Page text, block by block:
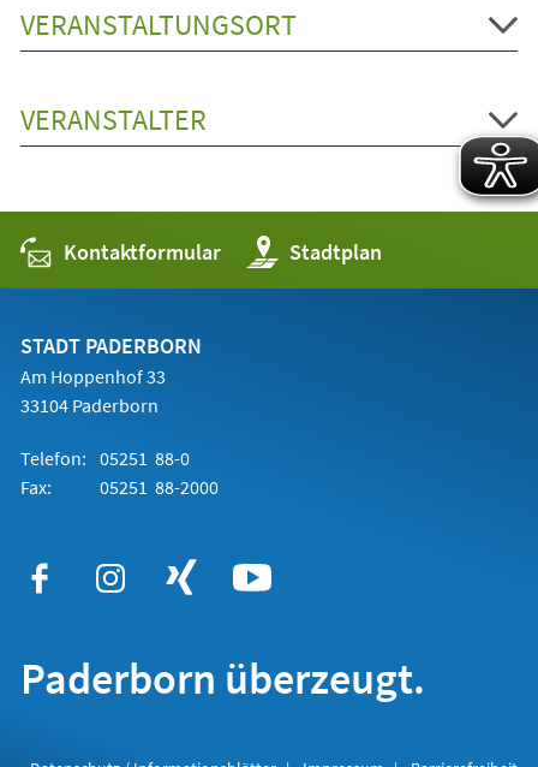
VERANSTALTUNGSORT
VERANSTALTER
Kontaktformular Stadtplan
(Öffnet
in
einem
STADT PADERBORN
Am Hoppenhof 33
33104 Paderborn
Telefon: 05251 88-0
Fax:
05251 88-2000
Paderborn überzeugt.